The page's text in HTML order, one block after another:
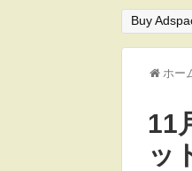
Buy
ホー
11
ッ